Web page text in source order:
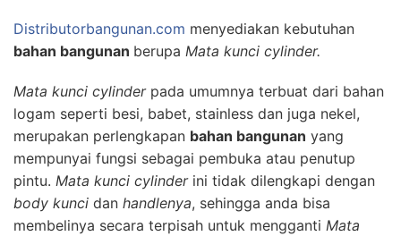
Distributorbangunan.com menyediakan kebutuhan
bahan bangunan berupa Mata kunci cylinder.
Mata kunci cylinderpada umumnya terbuat dari bahan
logam seperti besi, babet, stainless dan juga nekel,
merupakan perlengkapan bahan bangunan yang
mempunyai fungsi sebagai pembuka atau penutup
pintu. Mata kunci cylinderini tidak dilengkapi dengan
body kunci dan handlenya, sehingga anda bisa
membelinya secara terpisah untuk mengganti Mata